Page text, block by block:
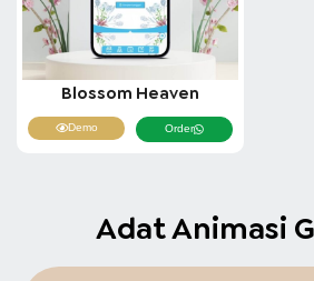
Blossom Heaven
Demo Order
Adat Animasi